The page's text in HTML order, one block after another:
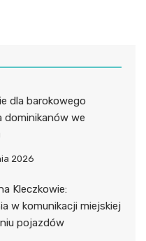
dla barokowego
dominikanów we
2026
Kleczkowie:
w komunikacji miejskiej
pojazdów